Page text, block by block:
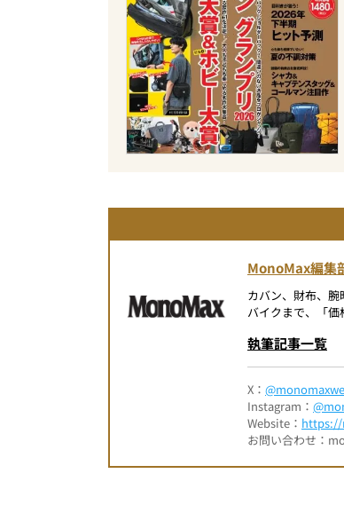
MonoMax編集
カバン、財布、腕
バイクまで、「
執筆記事一覧
X：
Instagram：
Website：
お問い合わせ：